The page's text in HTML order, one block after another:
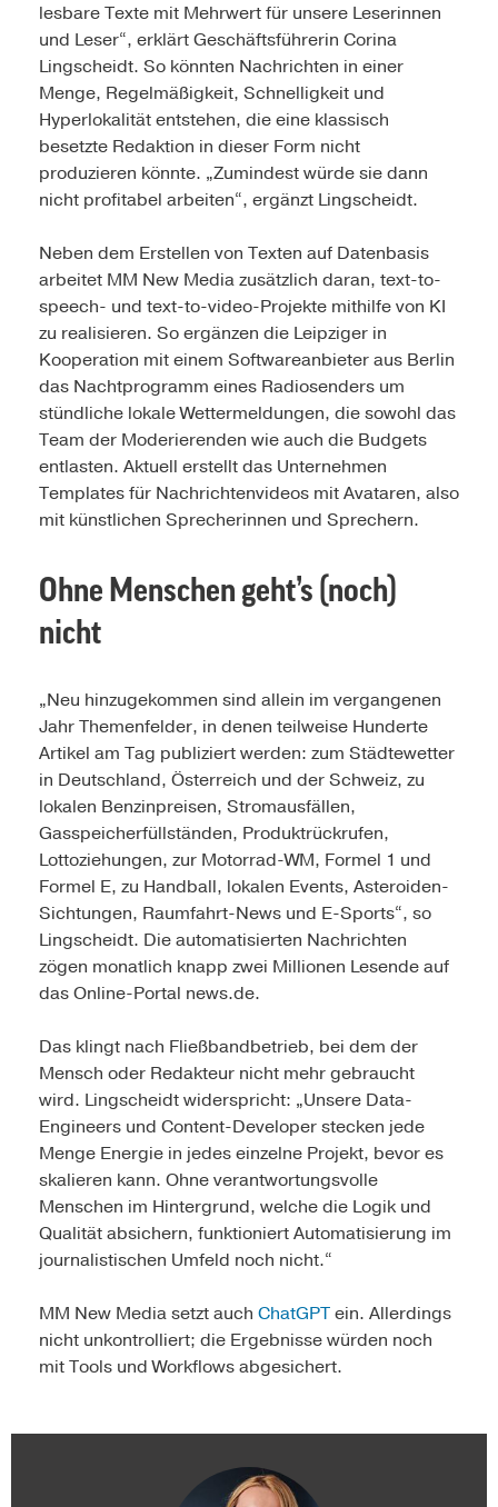
lesbare Texte mit Mehrwert für unsere Leserinnen
und Leser“, erklärt Geschäftsführerin Corina
Lingscheidt. So könnten Nachrichten in einer
Menge, Regelmäßigkeit, Schnelligkeit und
Hyperlokalität entstehen, die eine klassisch
besetzte Redaktion in dieser Form nicht
produzieren könnte. „Zumindest würde sie dann
nicht profitabel arbeiten“, ergänzt Lingscheidt.
Neben dem Erstellen von Texten auf Datenbasis
arbeitet MM New Media zusätzlich daran, text-to-
speech- und text-to-video-Projekte mithilfe von KI
zu realisieren. So ergänzen die Leipziger in
Kooperation mit einem Softwareanbieter aus Berlin
das Nachtprogramm eines Radiosenders um
stündliche lokale Wettermeldungen, die sowohl das
Team der Moderierenden wie auch die Budgets
entlasten. Aktuell erstellt das Unternehmen
Templates für Nachrichtenvideos mit Avataren, also
mit künstlichen Sprecherinnen und Sprechern.
Ohne Menschen geht’s (noch)
nicht
„Neu hinzugekommen sind allein im vergangenen
Jahr Themenfelder, in denen teilweise Hunderte
Artikel am Tag publiziert werden: zum Städtewetter
in Deutschland, Österreich und der Schweiz, zu
lokalen Benzinpreisen, Stromausfällen,
Gasspeicherfüllständen, Produktrückrufen,
Lottoziehungen, zur Motorrad-WM, Formel 1 und
Formel E, zu Handball, lokalen Events, Asteroiden-
Sichtungen, Raumfahrt-News und E-Sports“, so
Lingscheidt. Die automatisierten Nachrichten
zögen monatlich knapp zwei Millionen Lesende auf
das Online-Portal news.de.
Das klingt nach Fließbandbetrieb, bei dem der
Mensch oder Redakteur nicht mehr gebraucht
wird. Lingscheidt widerspricht: „Unsere Data-
Engineers und Content-Developer stecken jede
Menge Energie in jedes einzelne Projekt, bevor es
skalieren kann. Ohne verantwortungsvolle
Menschen im Hintergrund, welche die Logik und
Qualität absichern, funktioniert Automatisierung im
journalistischen Umfeld noch nicht.“
MM New Media setzt auch ChatGPTein. Allerdings
nicht unkontrolliert; die Ergebnisse würden noch
mit Tools und Workflows abgesichert.